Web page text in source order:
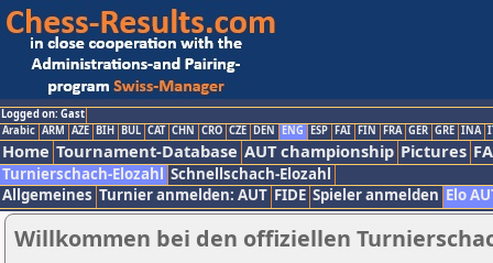
Logged on: Gast
Arabic ARM AZE BIH BUL CAT CHN CRO CZE DEN ENG ESP FAI FIN FRA GER GRE INA
Home Tournament-Database AUT championship Pictures
Turnierschach-Elozahl Schnellschach-Elozahl
Allgemeines Turnier anmelden: AUT FIDE Spieler anmelden Elo
Willkommen bei den offiziellen